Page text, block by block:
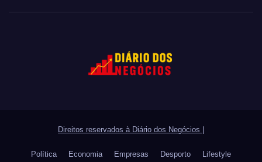
Direitos reservados à Diário dos Negócios
Política Economia Empresas Desporto Lifestyle